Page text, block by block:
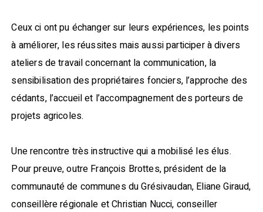
Ceux ci ont pu échanger sur leurs expériences, les points
à améliorer, les réussites mais aussi participer à divers
ateliers de travail concernant la communication, la
sensibilisation des propriétaires fonciers, l’approche des
cédants, l’accueil et l’accompagnement des porteurs de
projets agricoles.
Une rencontre très instructive qui a mobilisé les élus.
Pour preuve, outre François Brottes, président de la
communauté de communes du Grésivaudan, Eliane Giraud,
conseillère régionale et Christian Nucci, conseiller